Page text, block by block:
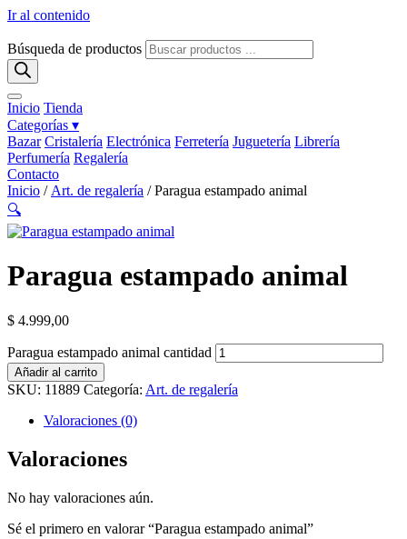
Ir al contenido
Búsqueda de productos
Inicio Tienda
Categorías ▾
Bazar Cristalería Electrónica Ferretería Juguetería Librería
Perfumería Regalería
Contacto
Inicio / Art. de regalería / Paragua estampado animal
🔍
Paragua estampado animal
$ 4.999,00
Paragua estampado animal cantidad
Añadir al carrito
SKU: 11889 Categoría: Art. de regalería
Valoraciones (0)
Valoraciones
No hay valoraciones aún.
Sé el primero en valorar “Paragua estampado animal”